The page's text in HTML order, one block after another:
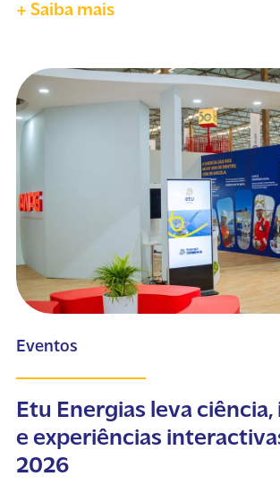
+ Saiba mais
Eventos
Etu Energias leva
e experiências
2026